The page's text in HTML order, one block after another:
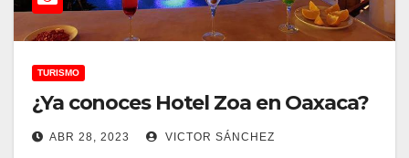
TURISMO
¿Ya conoces Hotel Zoa en Oaxaca?
ABR 28, 2023 VICTOR SÁNCHEZ